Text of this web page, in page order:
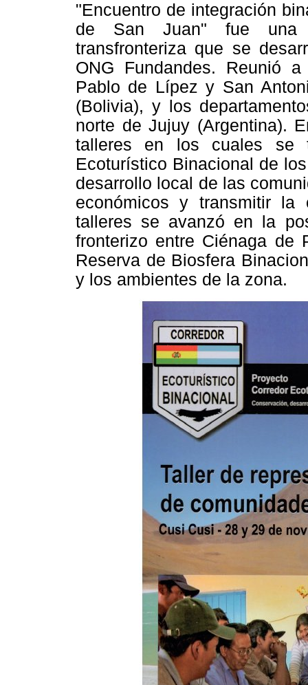
"Encuentro de integración
de San Juan" fue una
transfronteriza que se
ONG Fundandes. Reunió
Pablo de Lípez y San
(Bolivia), y los
norte de Jujuy (Argentina).
talleres en los cuales se
Ecoturístico Binacional de
desarrollo local de las
económicos y transmitir la
talleres se avanzó en la
fronterizo entre Ciénaga
Reserva de Biosfera
y los ambientes de la zona.